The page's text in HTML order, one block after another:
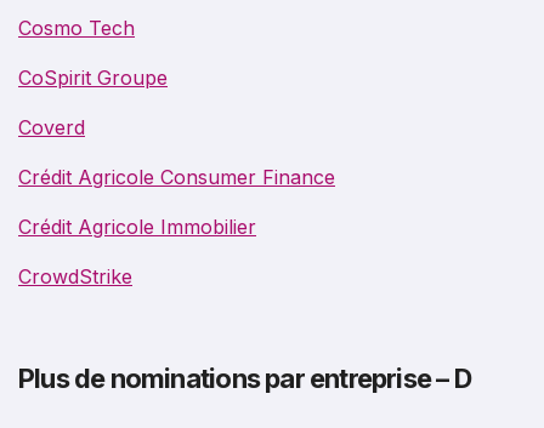
Cosmo Tech
CoSpirit Groupe
Coverd
Crédit Agricole Consumer Finance
Crédit Agricole Immobilier
CrowdStrike
Plus de nominations par entreprise – D